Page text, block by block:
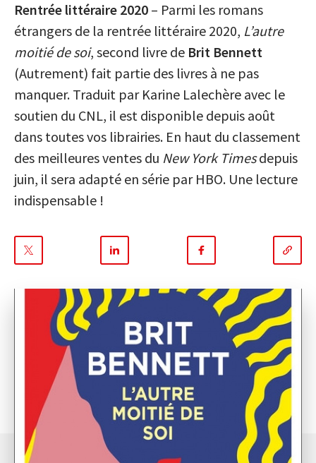
Rentrée littéraire 2020 – Parmi les romans
étrangers de la rentrée littéraire 2020, L’autre
moitié de soi, second livre de Brit Bennett
(Autrement) fait partie des livres à ne pas
manquer. Traduit par Karine Lalechère avec le
soutien du CNL, il est disponible depuis août
dans toutes vos librairies. En haut du classement
des meilleures ventes du New York Timesdepuis
juin, il sera adapté en série par HBO. Une lecture
indispensable !
sur
sur
Linkedin
sur
Facebook